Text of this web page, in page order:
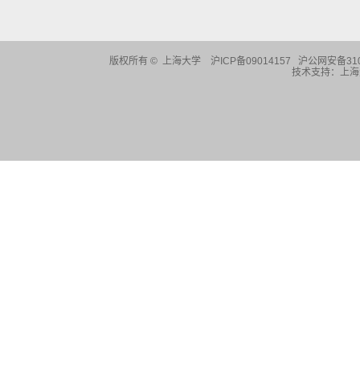
版权所有 © 上海大学
沪ICP备09014157 沪公网安备
技术支持：上